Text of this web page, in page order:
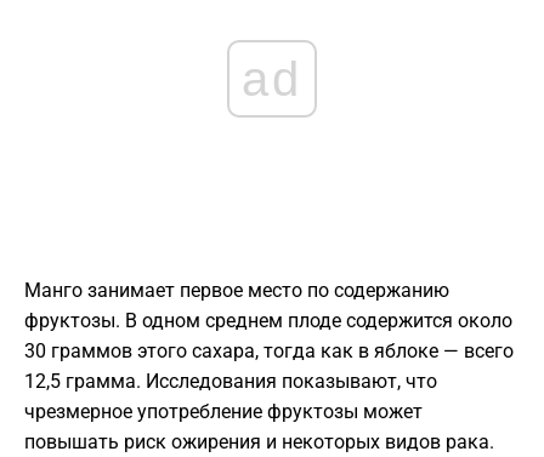
ad
Манго занимает первое место по содержанию
фруктозы. В одном среднем плоде содержится около
30 граммов этого сахара, тогда как в яблоке — всего
12,5 грамма. Исследования показывают, что
чрезмерное употребление фруктозы может
повышать риск ожирения и некоторых видов рака.